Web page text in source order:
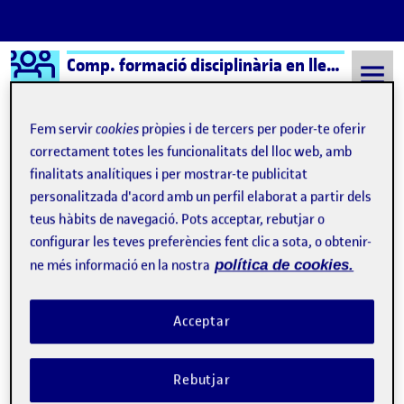
Saltar al contingut
Logo Ágora Comp. formació disciplinària en llengua i literatura cast.
Semestre 20221 - Aula 1 Mireia Clapes Gonzalez
Mireia Clapes Gonzalez
Reflexión PAC 2.1.
Publicat per
Mireia Clapes Gonzalez
Data de publicació
-1 comentari
Los sistemas educativos europeos se enfrentan al reto, entre
otros, de poder dar impulso a la formación de sujetos
autónomos, capaces de participar y pensar ideas fundamentadas
en la vida profesional y social. Estos cambios están generando en
Fem servircookies pròpies i de tercers per poder-te oferir
correctament totes les funcionalitats del lloc web, amb
finalitats analítiques i per mostrar-te publicitat
personalitzada d'acord amb un perfil elaborat a partir dels
teus hàbits de navegació. Pots acceptar, rebutjar o
configurar les teves preferències fent clic a sota, o obtenir-
ne més informació en la nostra política de cookies.
Rebutjar
Acceptar